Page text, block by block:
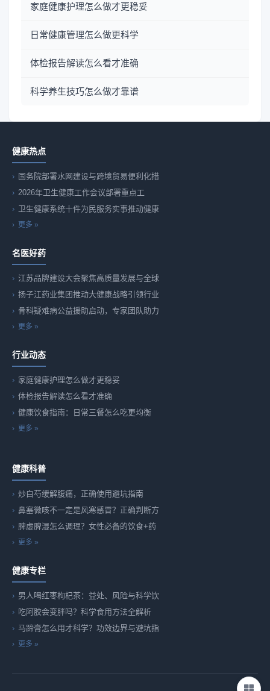
家庭健康护理怎么做才更稳妥
日常健康管理怎么做更科学
体检报告解读怎么看才准确
科学养生技巧怎么做才靠谱
健康热点
国务院部署水网建设与跨境贸易便利化措
2026年卫生健康工作会议部署重点工
卫生健康系统十件为民服务实事推动健康
更多 »
名医好药
江苏品牌建设大会聚焦高质量发展与全球
扬子江药业集团推动大健康战略引领行业
骨科疑难病公益援助启动，专家团队助力
更多 »
行业动态
家庭健康护理怎么做才更稳妥
体检报告解读怎么看才准确
健康饮食指南：日常三餐怎么吃更均衡
更多 »
健康科普
炒白芍缓解腹痛，正确使用避坑指南
鼻塞微咳不一定是风寒感冒？正确判断方
脾虚脾湿怎么调理？女性必备的饮食+药
更多 »
健康专栏
男人喝红枣枸杞茶：益处、风险与科学饮
吃阿胶会变胖吗？科学食用方法全解析
马蹄膏怎么用才科学？功效边界与避坑指
更多 »